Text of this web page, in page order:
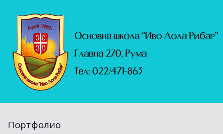
садржај
Портфолио